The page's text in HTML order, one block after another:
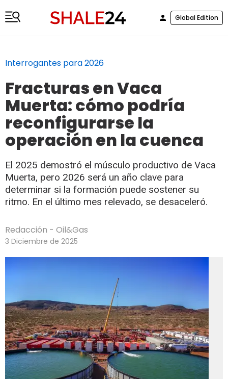
Global Edition
Interrogantes para 2026
Fracturas en Vaca
Muerta: cómo podría
reconfigurarse la
operación en la cuenca
El 2025 demostró el músculo productivo de Vaca
Muerta, pero 2026 será un año clave para
determinar si la formación puede sostener su
ritmo. En el último mes relevado, se desaceleró.
Redacción - Oil&Gas
3 Diciembre de 2025